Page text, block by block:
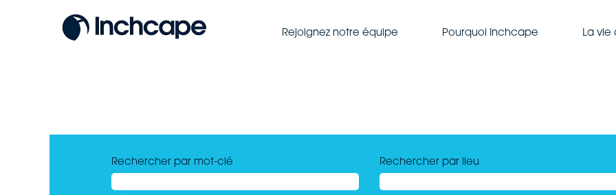
Rejoignez notre équipe Pourquoi Inchcape La vie
Rechercher par mot-clé Rechercher par lieu